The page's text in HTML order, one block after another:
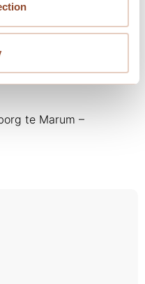
- 14 mei kantoor
te Marum –